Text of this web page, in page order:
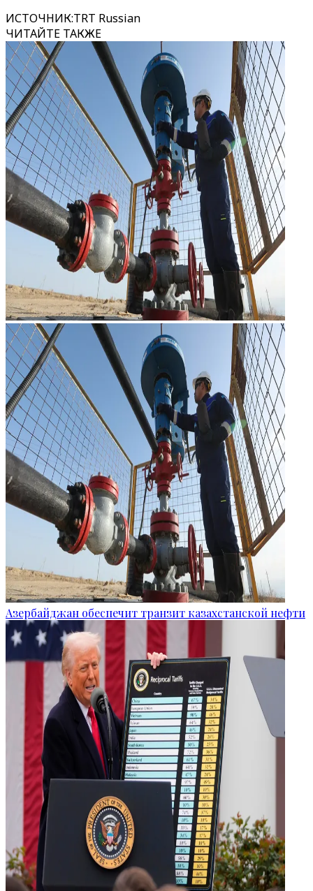
ИСТОЧНИК:TRT Russian
ЧИТАЙТЕ ТАКЖЕ
Азербайджан обеспечит транзит казахстанской нефти